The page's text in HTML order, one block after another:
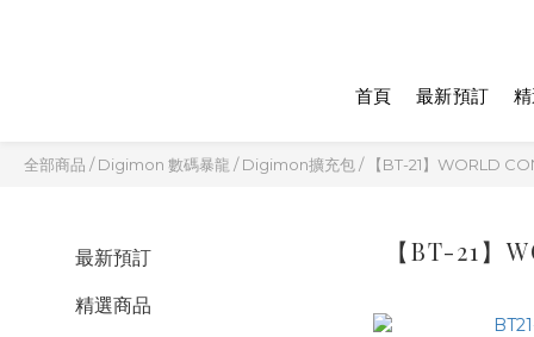
首頁 最新預訂
全部商品 /Digimon 數碼暴龍 /Digimon擴充包/ 【BT-21】WORLD
最新預訂
精選商品
【BT-21】